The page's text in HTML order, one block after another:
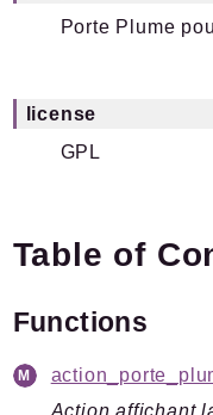
Packages
Actions
Fonctions
Javascript
Pipelines
Porte Plume
license
GPL
Table of
Functions
Action affichant